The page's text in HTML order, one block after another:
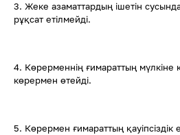
3. Жеке азаматтардың ішетін
рұқсат етілмейді.
4. Көрерменнің ғимараттың мүлкіне
көрермен өтейді.
5. Көрермен ғимараттың қауіпсіздік